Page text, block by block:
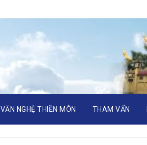
VĂN NGHỆ THIỀN MÔN THAM VẤN